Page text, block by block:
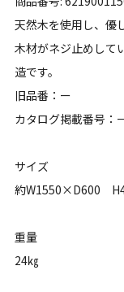
天然木を使用し、優
木材がネジ止めして
造です。
旧品番：ー
カタログ掲載番号：
サイズ
約W1550×D600
重量
24㎏